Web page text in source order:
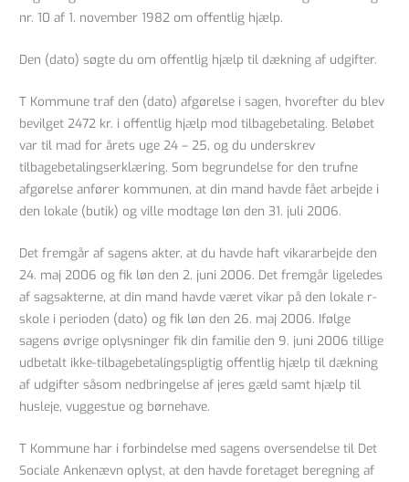
nr. 10 af 1. november 1982 om offentlig hjælp.
Den (dato) søgte du om offentlig hjælp til dækning af udgifter.
T Kommune traf den (dato) afgørelse i sagen, hvorefter du blev
bevilget 2472 kr. i offentlig hjælp mod tilbagebetaling. Beløbet
var til mad for årets uge 24 – 25, og du underskrev
tilbagebetalingserklæring. Som begrundelse for den trufne
afgørelse anfører kommunen, at din mand havde fået arbejde i
den lokale (butik) og ville modtage løn den 31. juli 2006.
Det fremgår af sagens akter, at du havde haft vikararbejde den
24. maj 2006 og fik løn den 2. juni 2006. Det fremgår ligeledes
af sagsakterne, at din mand havde været vikar på den lokale r-
skole i perioden (dato) og fik løn den 26. maj 2006. Ifølge
sagens øvrige oplysninger fik din familie den 9. juni 2006 tillige
udbetalt ikke-tilbagebetalingspligtig offentlig hjælp til dækning
af udgifter såsom nedbringelse af jeres gæld samt hjælp til
husleje, vuggestue og børnehave.
T Kommune har i forbindelse med sagens oversendelse til Det
Sociale Ankenævn oplyst, at den havde foretaget beregning af